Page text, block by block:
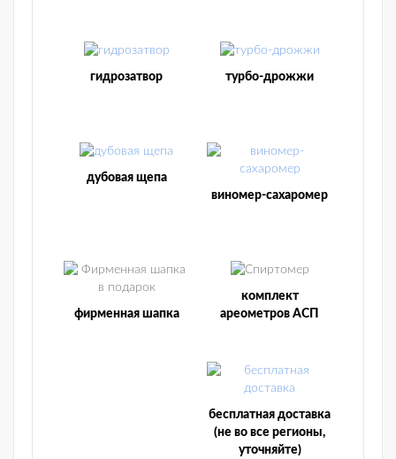
гидрозатвор турбо-дрожжи
дубовая щепа
виномер-сахаромер
фирменная шапка
комплект
ареометров АСП
бесплатная доставка
(не во все регионы,
уточняйте)